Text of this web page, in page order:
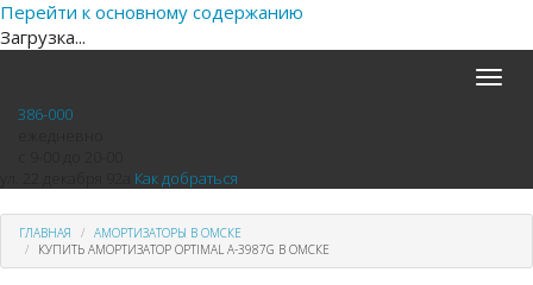
Перейти к основному содержанию
Загрузка...
Toggle
386-000
Как добраться
ГЛАВНАЯ
АМОРТИЗАТОРЫ В ОМСКЕ
КУПИТЬ АМОРТИЗАТОР OPTIMAL A-3987G В ОМСКЕ